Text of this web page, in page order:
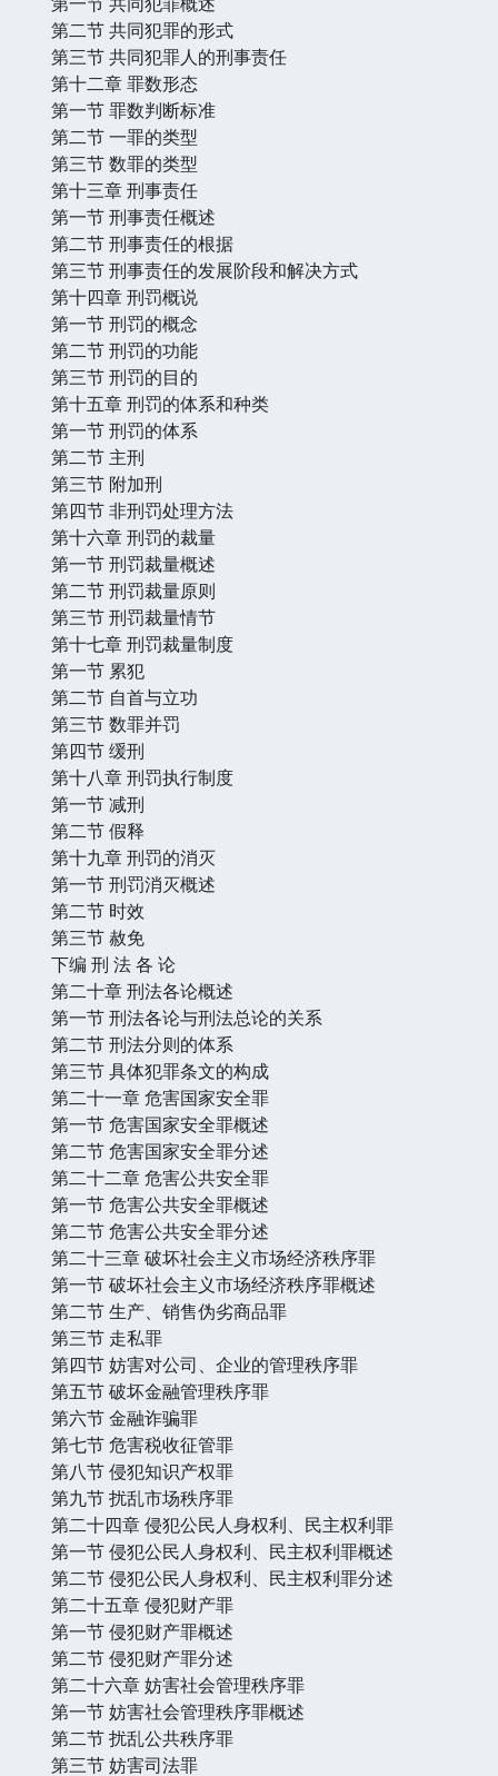
第二节 共同犯罪的形式
第三节 共同犯罪人的刑事责任
第十二章 罪数形态
第一节 罪数判断标准
第二节 一罪的类型
第三节 数罪的类型
第十三章 刑事责任
第一节 刑事责任概述
第二节 刑事责任的根据
第三节 刑事责任的发展阶段和解决方式
第十四章 刑罚概说
第一节 刑罚的概念
第二节 刑罚的功能
第三节 刑罚的目的
第十五章 刑罚的体系和种类
第一节 刑罚的体系
第二节 主刑
第三节 附加刑
第四节 非刑罚处理方法
第十六章 刑罚的裁量
第一节 刑罚裁量概述
第二节 刑罚裁量原则
第三节 刑罚裁量情节
第十七章 刑罚裁量制度
第一节 累犯
第二节 自首与立功
第三节 数罪并罚
第四节 缓刑
第十八章 刑罚执行制度
第一节 减刑
第二节 假释
第十九章 刑罚的消灭
第一节 刑罚消灭概述
第二节 时效
第三节 赦免
下编 刑 法 各 论
第二十章 刑法各论概述
第一节 刑法各论与刑法总论的关系
第二节 刑法分则的体系
第三节 具体犯罪条文的构成
第二十一章 危害国家安全罪
第一节 危害国家安全罪概述
第二节 危害国家安全罪分述
第二十二章 危害公共安全罪
第一节 危害公共安全罪概述
第二节 危害公共安全罪分述
第二十三章 破坏社会主义市场经济秩序罪
第一节 破坏社会主义市场经济秩序罪概述
第二节 生产、销售伪劣商品罪
第三节 走私罪
第四节 妨害对公司、企业的管理秩序罪
第五节 破坏金融管理秩序罪
第六节 金融诈骗罪
第七节 危害税收征管罪
第八节 侵犯知识产权罪
第九节 扰乱市场秩序罪
第二十四章 侵犯公民人身权利、民主权利罪
第一节 侵犯公民人身权利、民主权利罪概述
第二节 侵犯公民人身权利、民主权利罪分述
第二十五章 侵犯财产罪
第一节 侵犯财产罪概述
第二节 侵犯财产罪分述
第二十六章 妨害社会管理秩序罪
第一节 妨害社会管理秩序罪概述
第二节 扰乱公共秩序罪
第三节 妨害司法罪